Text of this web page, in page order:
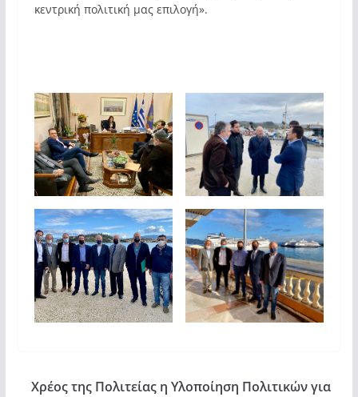
κεντρική πολιτική μας επιλογή».
Χρέος της Πολιτείας η Υλοποίηση Πολιτικών για